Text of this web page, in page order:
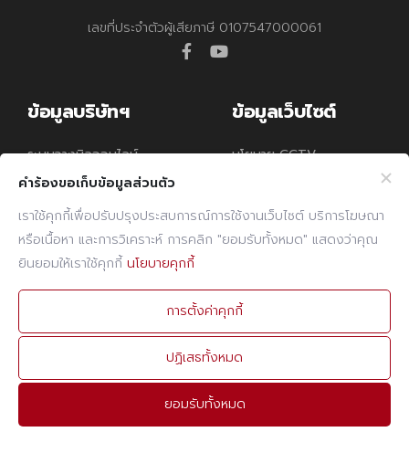
เลขที่ประจำตัวผู้เสียภาษี 0107547000061
facebookyoutube
ข้อมูลบริษัทฯ
ระบบวางบิลออนไลน์
ระบบอีเมล
ข้อมูลเว็บไซต์
นโยบาย CCTV
นโยบายความคุ้มครอง
ข้อมูลส่วนบุคคล
ติดต่อเรา
02 960 1380-9
02 960 1394
อีเมล
คำร้องขอเก็บข้อมูลส่วนตัว
เราใช้คุกกี้เพื่อปรับปรุงประสบการณ์การใช้งานเว็บไซต์ บริการโฆษณา
หรือเนื้อหา และการวิเคราะห์ การคลิก "ยอมรับทั้งหมด" แสดงว่าคุณ
ยินยอมให้เราใช้คุกกี้ นโยบายคุกกี้
การตั้งค่าคุกกี้
ปฏิเสธทั้งหมด
ยอมรับทั้งหมด